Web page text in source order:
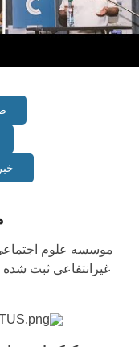
موسسه علوم
غیرانتفاعی ثبت شده